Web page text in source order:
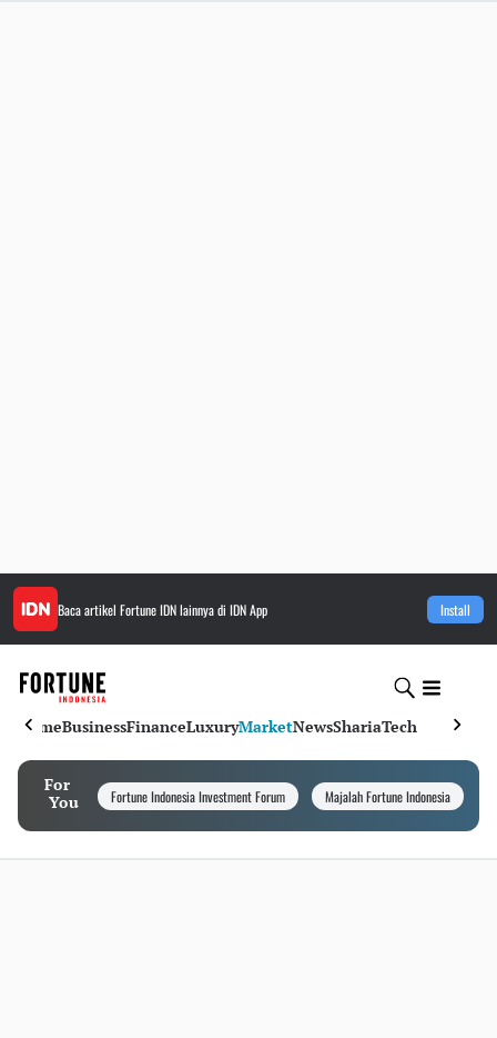
Baca artikel Fortune IDNlainnya di IDN App Install
HomeBusinessFinanceLuxuryMarketNewsShariaTech
For
You
Fortune Indonesia Investment Forum Majalah Fortune Indonesia